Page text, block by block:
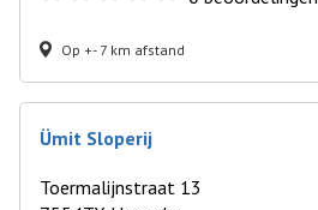
Op +- 7 km afstand
Ümit Sloperij
Toermalijnstraat 13